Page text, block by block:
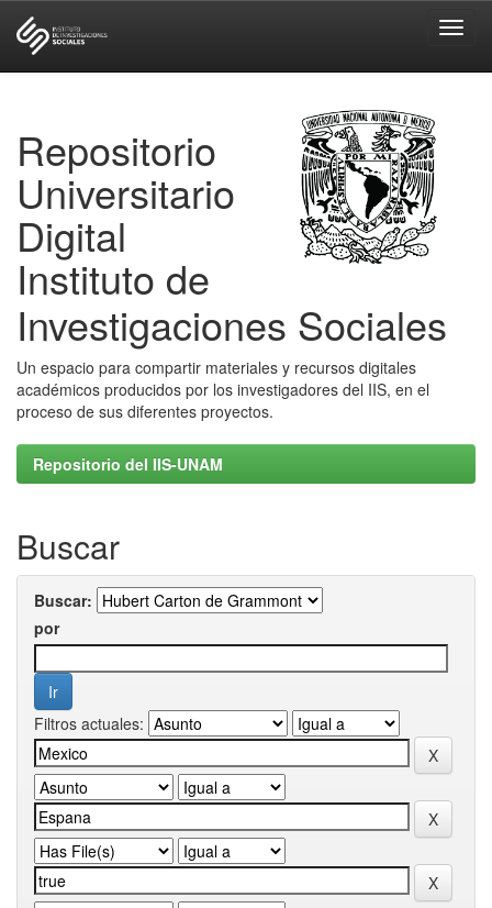
Repositorio
Universitario
Digital
Instituto de
Investigaciones Sociales
Un espacio para compartir materiales y recursos digitales
académicos producidos por los investigadores del IIS, en el
proceso de sus diferentes proyectos.
Repositorio del IIS-UNAM
Buscar
Buscar:
por
Filtros actuales: